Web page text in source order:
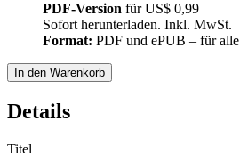
PDF-Version fürUS$ 0,99
Sofort herunterladen. Inkl. MwSt.
Format: PDF und ePUB – für
In den Warenkorb
Details
Titel